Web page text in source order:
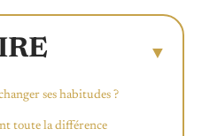
ses habitudes ?
toute la différence